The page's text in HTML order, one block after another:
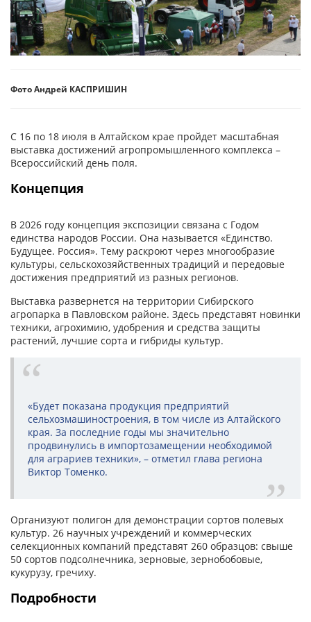
Фото Андрей КАСПРИШИН
С 16 по 18 июля в Алтайском крае пройдет масштабная
выставка достижений агропромышленного комплекса –
Всероссийский день поля.
Концепция
В 2026 году концепция экспозиции связана с Годом
единства народов России. Она называется «Единство.
Будущее. Россия». Тему раскроют через многообразие
культуры, сельскохозяйственных традиций и передовые
достижения предприятий из разных регионов.
Выставка развернется на территории Сибирского
агропарка в Павловском районе. Здесь представят новинки
техники, агрохимию, удобрения и средства защиты
растений, лучшие сорта и гибриды культур.
«Будет показана продукция предприятий
сельхозмашиностроения, в том числе из Алтайского
края. За последние годы мы значительно
продвинулись в импортозамещении необходимой
для аграриев техники», – отметил глава региона
Виктор Томенко.
Организуют полигон для демонстрации сортов полевых
культур. 26 научных учреждений и коммерческих
селекционных компаний представят 260 образцов: свыше
50 сортов подсолнечника, зерновые, зернобобовые,
кукурузу, гречиху.
Подробности